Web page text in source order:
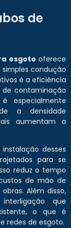
de
esgoto oferece
condução
é a eficiência
de contaminação
especialmente
a densidade
aumentam a
desses
para se
reduz o tempo
de mão de
Além disso,
que
o que é
redes de esgoto.